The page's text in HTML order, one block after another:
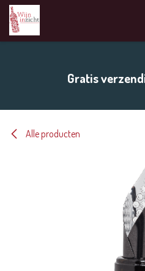
Overslaan naar inhoud
Gratis
Alle producten